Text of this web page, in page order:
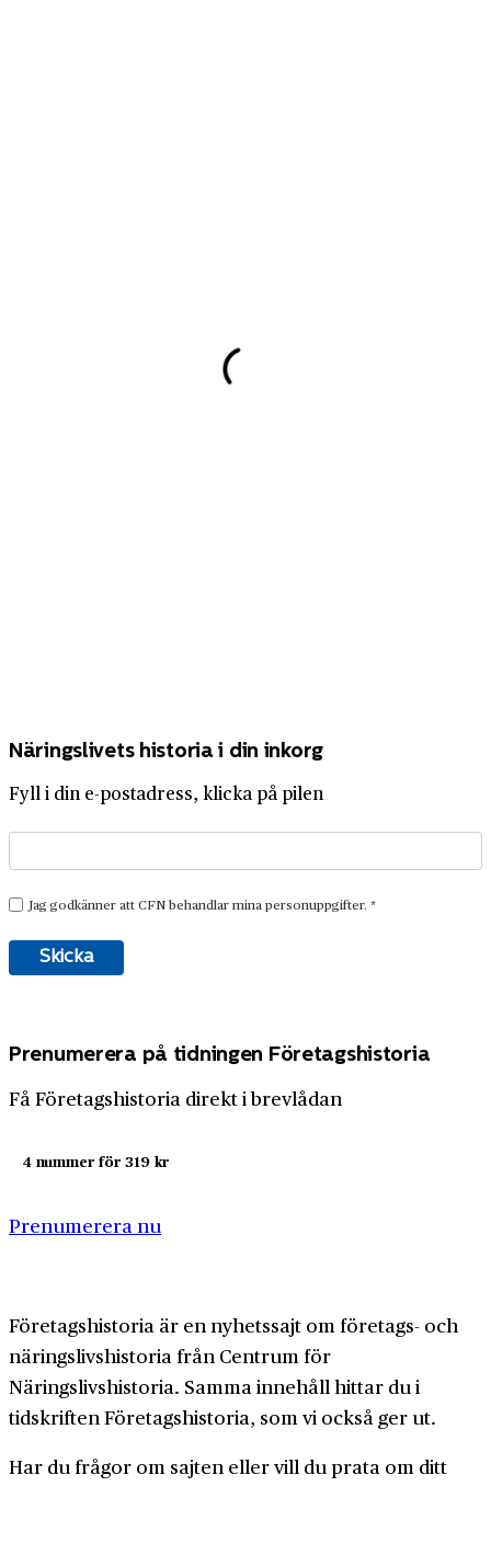
Näringslivets historia i din inkorg
Fyll i din e-postadress, klicka på pilen
Prenumerera på tidningen Företagshistoria
Få Företagshistoria direkt i brevlådan
4 nummer för 319 kr
Prenumerera nu
Företagshistoria är en nyhetssajt om företags- och
näringslivshistoria från Centrum för
Näringslivshistoria. Samma innehåll hittar du i
tidskriften Företagshistoria, som vi också ger ut.
Har du frågor om sajten eller vill du prata om ditt